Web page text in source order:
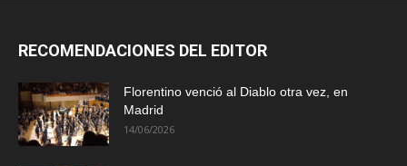
RECOMENDACIONES DEL EDITOR
Florentino venció al Diablo otra vez, en
Madrid
14/06/2026